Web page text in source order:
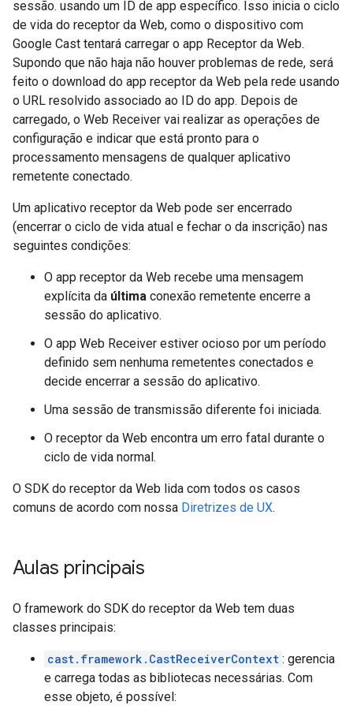
sessão. usando um ID de app específico. Isso inicia o ciclo
de vida do receptor da Web, como o dispositivo com
Google Cast tentará carregar o app Receptor da Web.
Supondo que não haja não houver problemas de rede, será
feito o download do app receptor da Web pela rede usando
o URL resolvido associado ao ID do app. Depois de
carregado, o Web Receiver vai realizar as operações de
configuração e indicar que está pronto para o
processamento mensagens de qualquer aplicativo
remetente conectado.
Um aplicativo receptor da Web pode ser encerrado
(encerrar o ciclo de vida atual e fechar o da inscrição) nas
seguintes condições:
O app receptor da Web recebe uma mensagem
explícita da última conexão remetente encerre a
sessão do aplicativo.
O app Web Receiver estiver ocioso por um período
definido sem nenhuma remetentes conectados e
decide encerrar a sessão do aplicativo.
Uma sessão de transmissão diferente foi iniciada.
O receptor da Web encontra um erro fatal durante o
ciclo de vida normal.
O SDK do receptor da Web lida com todos os casos
comuns de acordo com nossa Diretrizes de UX.
Aulas principais
O framework do SDK do receptor da Web tem duas
classes principais:
cast.framework.CastReceiverContext : gerencia
e carrega todas as bibliotecas necessárias. Com
esse objeto, é possível: